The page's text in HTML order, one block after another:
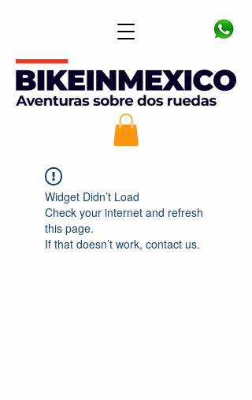
Widget Didn’t Load
Check your internet and refresh
this page.
If that doesn’t work, contact us.